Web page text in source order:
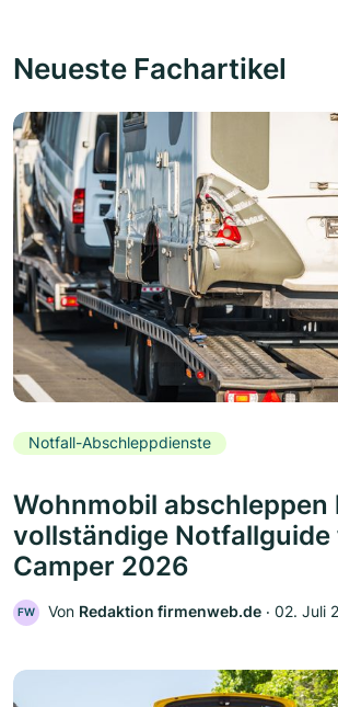
Neueste Fachartikel
Notfall-Abschleppdienste
Wohnmobil abschleppen
vollständige Notfallguide
Camper 2026
FW Von Redaktion firmenweb.de ‧ 02. Juli